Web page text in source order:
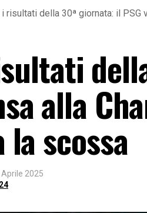
i risultati della 30ª giornata: il
alla
scossa
Aprile 2025